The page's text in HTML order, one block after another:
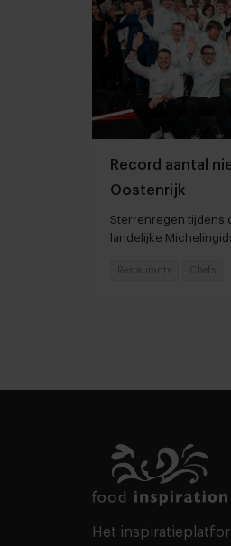
Record aantal
Oostenrijk
Sterrenregen tijdens
landelijke
Restaurants Chefs
Het